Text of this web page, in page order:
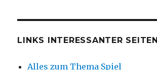
LINKS INTERESSANTER SEITEN
Alles zum Thema Spiel